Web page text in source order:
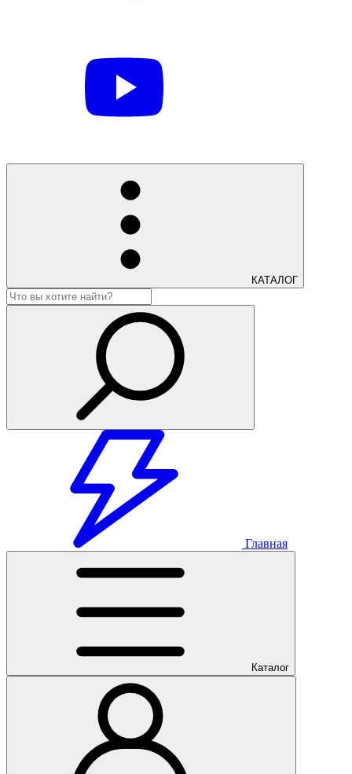
КАТАЛОГ
Главная
Каталог